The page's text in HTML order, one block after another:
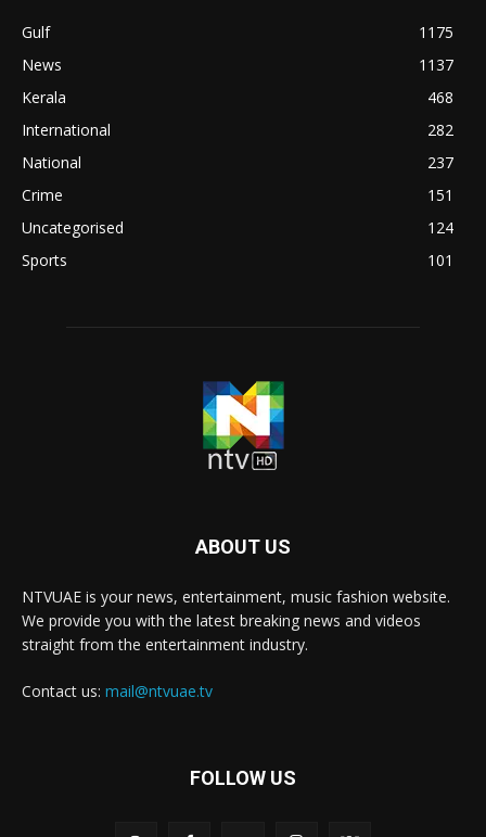
Gulf
1175
News
1137
Kerala
468
International
282
National
237
Crime
151
Uncategorised
124
Sports
101
ABOUT US
NTVUAE is your news, entertainment, music fashion website.
We provide you with the latest breaking news and videos
straight from the entertainment industry.
Contact us: mail@ntvuae.tv
FOLLOW US